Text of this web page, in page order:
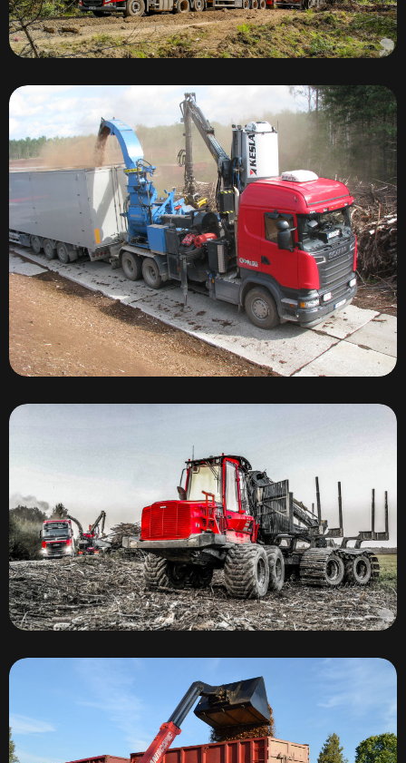
Прицепы Knapen K100
Измельчители JENS
Форвардер Komatsu 855